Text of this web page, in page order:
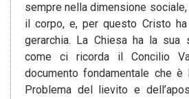
sempre nella dimensione
il corpo, e, per questo Cristo
gerarchia. La Chiesa ha la sua
come ci ricorda il Concilio
documento fondamentale che è
Problema del lievito e